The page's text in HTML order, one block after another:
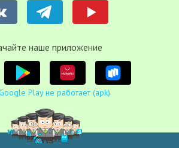
наше приложение
Play не работает (apk)